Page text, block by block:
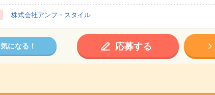
株式会社アンフ・スタイル
気になる！ 応募する